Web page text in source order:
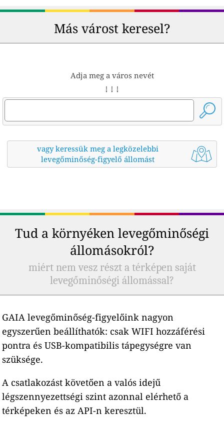
Más várost keresel?
Adja meg a város nevét
↓ ↓ ↓
vagy keressük meg a legközelebbi
levegőminőség-figyelő állomást
Tud a környéken levegőminőségi
állomásokról?
miért nem vesz részt a térképen saját
levegőminőségi állomással?
GAIA levegőminőség-figyelőink nagyon
egyszerűen beállíthatók: csak WIFI hozzáférési
pontra és USB-kompatibilis tápegységre van
szüksége.
A csatlakozást követően a valós idejű
légszennyezettségi szint azonnal elérhető a
térképeken és az API-n keresztül.